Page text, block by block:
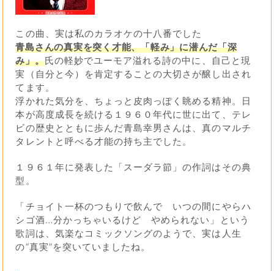
この曲、実は私のカラオケの十八番でした
青島さんの真実を突く才能、「軽み」に潜んだ「深
み」。氏の軽妙でユーモア溢れる詩の中に、自己と現
実（自分と今）を肯定することの大切さが醸し出され
てます。
浮かれた気分を、ちょっと皮肉っぽく眺める精神。日
本が高度成長を続ける１９６０年代に世に出て、テレ
ビの歴史とともに歩んだ青島幸男さんは、真のマルチ
タレントと呼べる才能の持ち主でした。
１９６１年に発表した「スーダラ節」の作詞はその典
型。
「チョイト一杯のつもりで飲んで いつの間にやらハ
シゴ酒…分かっちゃいるけど やめられない」という
歌詞は、気楽なコミックソングのようで、実は人生
の“真実”を突いていましたね。